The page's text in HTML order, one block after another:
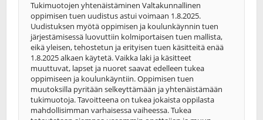
Tukimuotojen yhtenäistäminen Valtakunnallinen
oppimisen tuen uudistus astui voimaan 1.8.2025.
Uudistuksen myötä oppimisen ja koulunkäynnin tuen
järjestämisessä luovuttiin kolmiportaisen tuen mallista,
eikä yleisen, tehostetun ja erityisen tuen käsitteitä enää
1.8.2025 alkaen käytetä. Vaikka laki ja käsitteet
muuttuvat, lapset ja nuoret saavat edelleen tukea
oppimiseen ja koulunkäyntiin. Oppimisen tuen
muutoksilla pyritään selkeyttämään ja yhtenäistämään
tukimuotoja. Tavoitteena on tukea jokaista oppilasta
mahdollisimman varhaisessa vaiheessa. Tukea